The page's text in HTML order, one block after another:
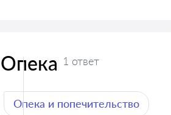
Опека 1 ответ
Опека и попечительство